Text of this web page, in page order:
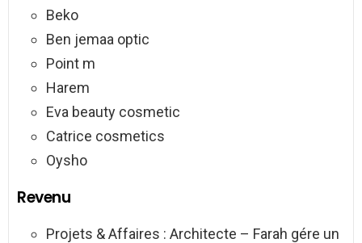
Beko
Ben jemaa optic
Point m
Harem
Eva beauty cosmetic
Catrice cosmetics
Oysho
Revenu
Projets & Affaires : Architecte – Farah gére un